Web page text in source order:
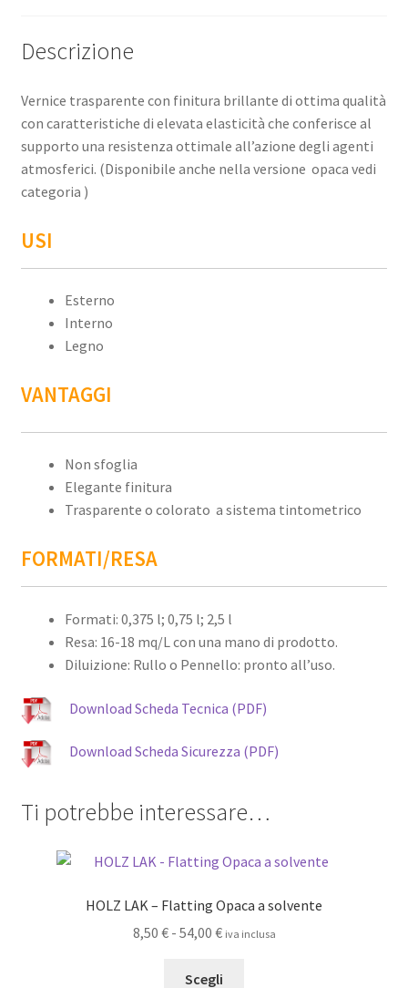
Descrizione
Vernice trasparente con finitura brillante di ottima qualità
con caratteristiche di elevata elasticità che conferisce al
supporto una resistenza ottimale all’azione degli agenti
atmosferici. (Disponibile anche nella versione opaca vedi
categoria )
USI
Esterno
Interno
Legno
VANTAGGI
Non sfoglia
Elegante finitura
Trasparente o colorato a sistema tintometrico
FORMATI/RESA
Formati: 0,375 l; 0,75 l; 2,5 l
Resa: 16-18 mq/L con una mano di prodotto.
Diluizione: Rullo o Pennello: pronto all’uso.
Download Scheda Tecnica (PDF)
Download Scheda Sicurezza (PDF)
Ti potrebbe interessare…
HOLZ LAK – Flatting Opaca a solvente
8,50 € - 54,00 €Fascia
prezzo:
iva inclusa
Scegli